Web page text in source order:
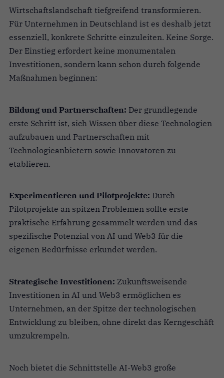
Wirtschaftslandschaft tiefgreifend transformieren.
Für Unternehmen in Deutschland ist es deshalb jetzt
essenziell, konkrete Schritte einzuleiten. Keine Sorge.
Der Einstieg erfordert keine monumentalen
Investitionen, sondern kann schon durch folgende
Maßnahmen beginnen:
Bildung und Partnerschaften: Der grundlegende
erste Schritt ist, sich Wissen über diese Technologien
aufzubauen und Partnerschaften mit
Technologieanbietern sowie Innovatoren zu
etablieren.
Experimentieren und Pilotprojekte: Durch
Pilotprojekte an spitzen Problemen sollte erste
praktische Erfahrung gesammelt werden und das
spezifische Potenzial von AI und Web3 für die
eigenen Bedürfnisse erkundet werden.
Strategische Investitionen: Zukunftsweisende
Investitionen in AI und Web3 ermöglichen es
Unternehmen, an der Spitze der technologischen
Entwicklung zu bleiben, ohne direkt das Kerngeschäft
umzukrempeln.
Noch bietet die Schnittstelle AI-Web3 große